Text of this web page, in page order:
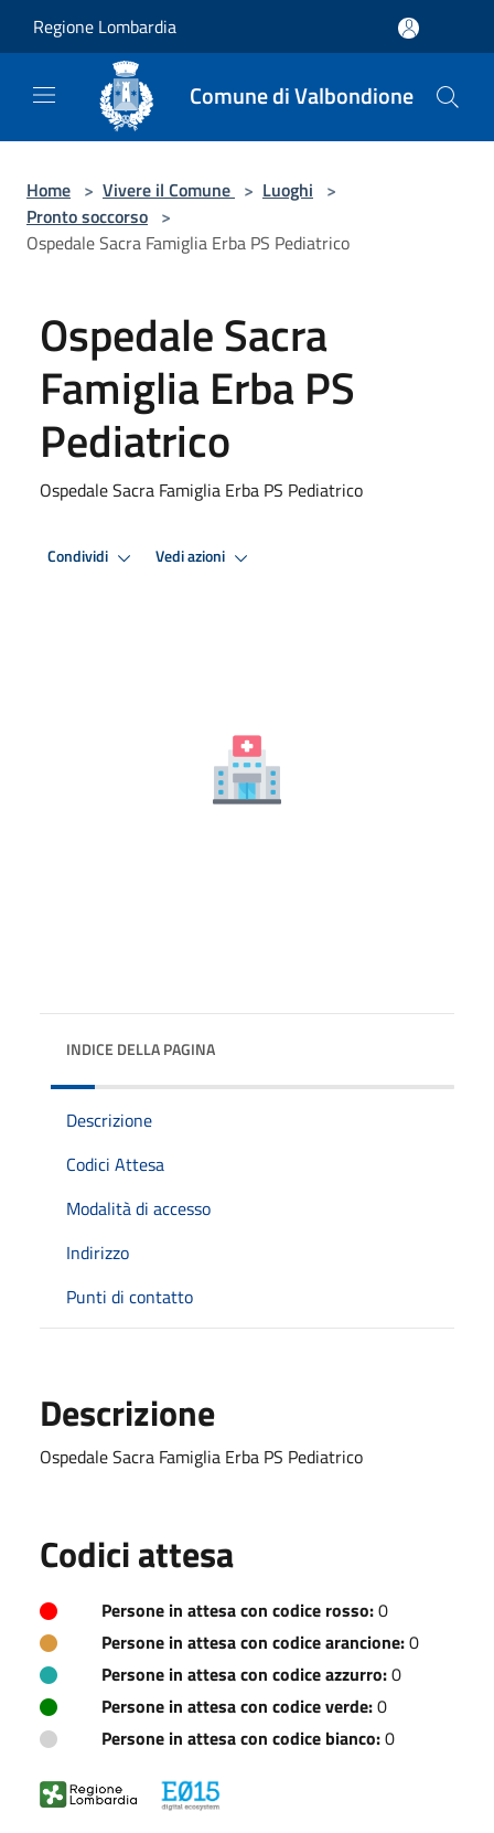
Regione Lombardia
Comune di Valbondione
Home > Vivere il Comune > Luoghi >
Pronto soccorso >
Ospedale Sacra Famiglia Erba PS Pediatrico
Ospedale Sacra
Famiglia Erba PS
Pediatrico
Ospedale Sacra Famiglia Erba PS Pediatrico
Condividi Vedi azioni
INDICE DELLA PAGINA
Descrizione
Codici Attesa
Modalità di accesso
Indirizzo
Punti di contatto
Descrizione
Ospedale Sacra Famiglia Erba PS Pediatrico
Codici attesa
Persone in attesa con codice rosso:0
Persone in attesa con codice arancione:0
Persone in attesa con codice azzurro:0
Persone in attesa con codice verde:0
Persone in attesa con codice bianco:0